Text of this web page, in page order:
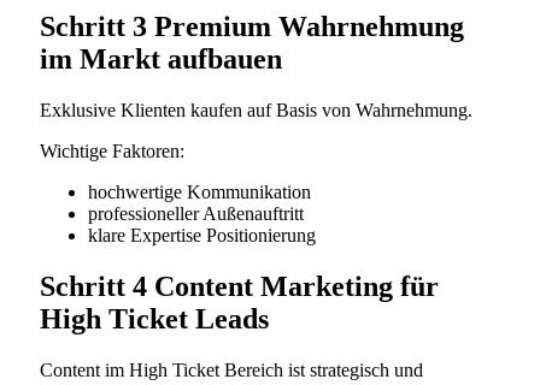
Schritt 3 Premium Wahrnehmung
im Markt aufbauen
Exklusive Klienten kaufen auf Basis von Wahrnehmung.
Wichtige Faktoren:
hochwertige Kommunikation
professioneller Außenauftritt
klare Expertise Positionierung
Schritt 4 Content Marketing für
High Ticket Leads
Content im High Ticket Bereich ist strategisch und